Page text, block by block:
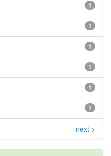
1
1
1
1
1
1
next >